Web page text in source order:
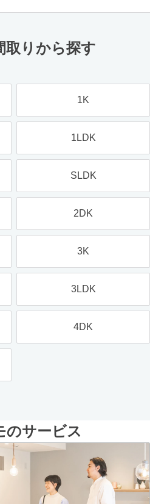
取りから探す
1K
1LDK
SLDK
2DK
3K
3LDK
4DK
のサービス